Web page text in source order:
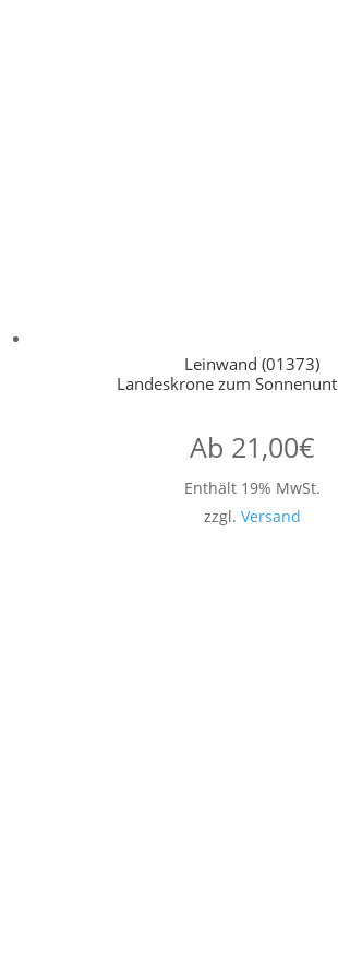
Leinwand (01373)
Landeskrone zum
Ab 21,00€
Enthält 19% MwSt.
zzgl. Versand